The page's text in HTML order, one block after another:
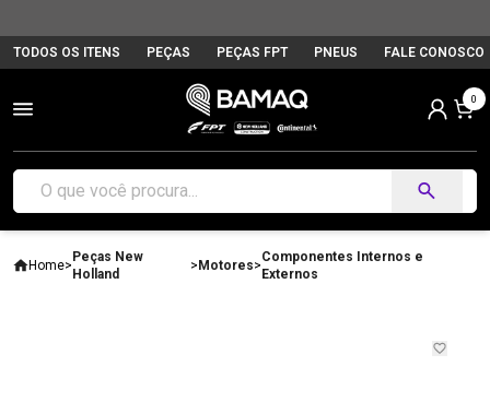
TODOS OS ITENS PEÇAS PEÇAS FPT PNEUS FALE CONOSCO
0
Home>
Peças New
Holland
>Motores>
Componentes Internos e
Externos